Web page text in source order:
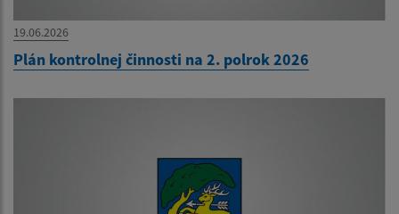
19.06.2026
Plán kontrolnej činnosti na 2. polrok 2026